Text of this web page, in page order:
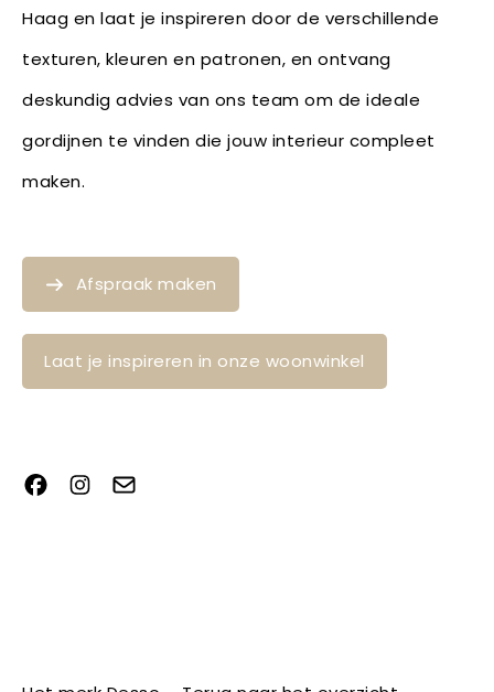
Haag en laat je inspireren door de verschillende
texturen, kleuren en patronen, en ontvang
deskundig advies van ons team om de ideale
gordijnen te vinden die jouw interieur compleet
maken.
Afspraak maken
Laat je inspireren in onze woonwinkel